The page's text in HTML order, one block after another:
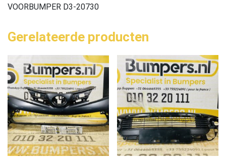
VOORBUMPER D3-20730
Gerelateerde producten